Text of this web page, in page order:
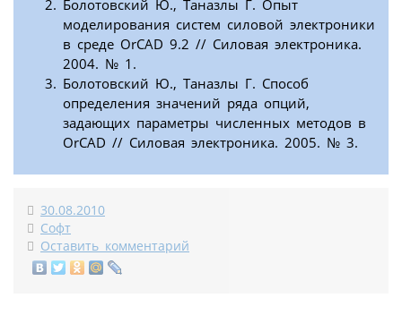
Болотовский Ю., Таназлы Г. Опыт
моделирования систем силовой электроники
в среде OrCAD 9.2 // Силовая электроника.
2004. № 1.
Болотовский Ю., Таназлы Г. Способ
определения значений ряда опций,
задающих параметры численных методов в
OrCAD // Силовая электроника. 2005. № 3.
30.08.2010
Софт
Оставить комментарий